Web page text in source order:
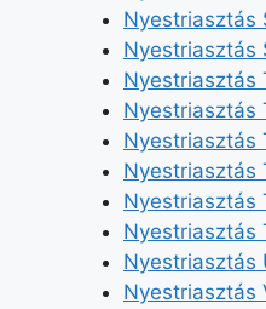
Nyestriasztás
Nyestriasztás
Nyestriasztás
Nyestriasztás
Nyestriasztás
Nyestriasztás
Nyestriasztás
Nyestriasztás
Nyestriasztás
Nyestriasztás